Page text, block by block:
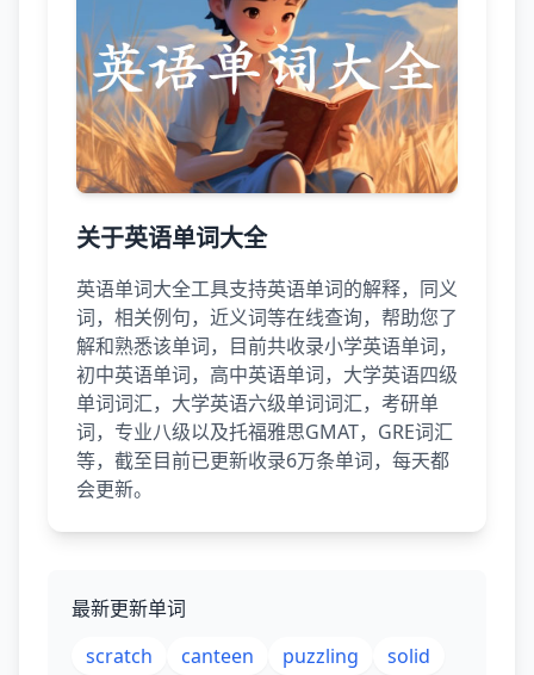
关于英语单词大全
英语单词大全工具支持英语单词的解释，同义
词，相关例句，近义词等在线查询，帮助您了
解和熟悉该单词，目前共收录小学英语单词，
初中英语单词，高中英语单词，大学英语四级
单词词汇，大学英语六级单词词汇，考研单
词，专业八级以及托福雅思GMAT，GRE词汇
等，截至目前已更新收录6万条单词，每天都
会更新。
最新更新单词
scratch
canteen puzzling solid